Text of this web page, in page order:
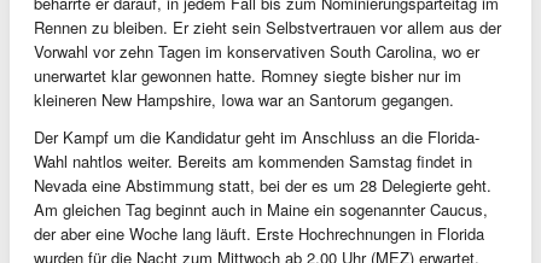
Rennen zu bleiben. Er zieht sein Selbstvertrauen vor allem aus der
Vorwahl vor zehn Tagen im konservativen South Carolina, wo er
unerwartet klar gewonnen hatte. Romney siegte bisher nur im
kleineren New Hampshire, Iowa war an Santorum gegangen.
Der Kampf um die Kandidatur geht im Anschluss an die Florida-
Wahl nahtlos weiter. Bereits am kommenden Samstag findet in
Nevada eine Abstimmung statt, bei der es um 28 Delegierte geht.
Am gleichen Tag beginnt auch in Maine ein sogenannter Caucus,
der aber eine Woche lang läuft. Erste Hochrechnungen in Florida
wurden für die Nacht zum Mittwoch ab 2.00 Uhr (MEZ) erwartet.